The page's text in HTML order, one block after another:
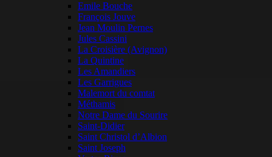
Emile Bouche
François Jouve
Jean Moulin Pernes
Jules Cassini
La Croisière (Avignon)
La Quintine
Les Amandiers
Les Garrigues
Malemort du comtat
Méthamis
Notre Dame du Sourire
Saint-Didier
Saint Christol d’Albion
Saint Joseph